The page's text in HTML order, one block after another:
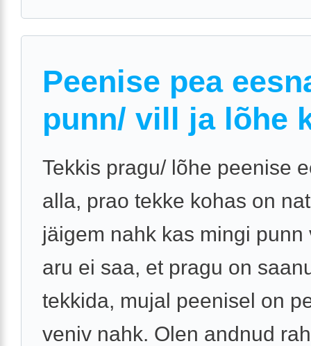
Peenise pea
punn/ vill ja lõhe
Tekkis pragu/ lõhe peenise
alla, prao tekke kohas on
jäigem nahk kas mingi punn
aru ei saa, et pragu on
tekkida, mujal peenisel on
veniv nahk. Olen andnud